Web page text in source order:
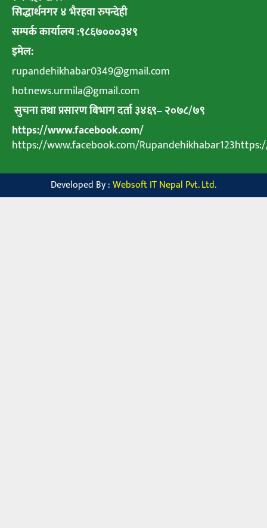
सिद्धार्थनगर ४ भैरहवा रुपन्देही
सम्पर्क कार्यालय :९८६७०००३४९
इमेल:
rupandehikhabar0349@gmail.com
hotnews.urmila@gmail.com
सुचना तथा प्रसारण बिभाग दर्ता ३४६९–२०७८/७९
https://www.facebook.com/
https://www.facebook.com/
Developed By :Websoft IT Nepal Pvt. Ltd.